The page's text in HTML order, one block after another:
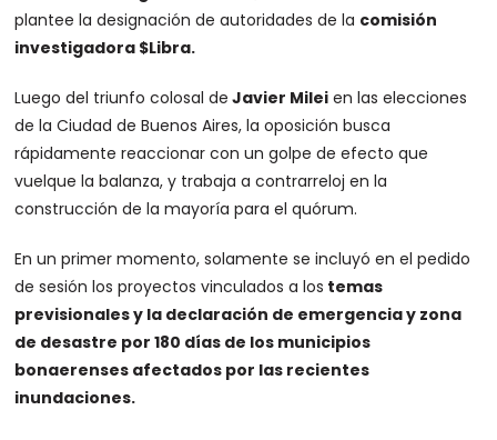
plantee la designación de autoridades de la comisión
investigadora $Libra.
Luego del triunfo colosal de Javier Milei en las elecciones
de la Ciudad de Buenos Aires, la oposición busca
rápidamente reaccionar con un golpe de efecto que
vuelque la balanza, y trabaja a contrarreloj en la
construcción de la mayoría para el quórum.
En un primer momento, solamente se incluyó en el pedido
de sesión los proyectos vinculados a los temas
previsionales y la declaración de emergencia y zona
de desastre por 180 días de los municipios
bonaerenses afectados por las recientes
inundaciones.